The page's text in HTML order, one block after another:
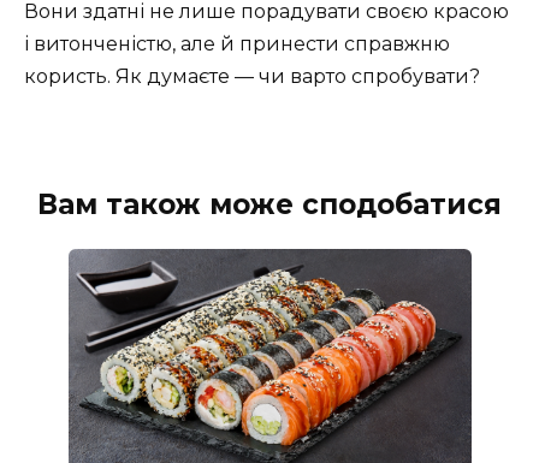
Вони здатні не лише порадувати своєю красою
і витонченістю, але й принести справжню
користь. Як думаєте — чи варто спробувати?
Вам також може сподобатися